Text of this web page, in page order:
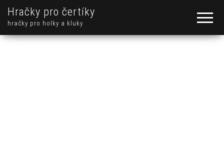
Hračky pro čertíky
hračky pro holky a kluky